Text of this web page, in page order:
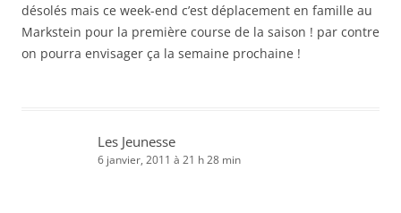
désolés mais ce week-end c’est déplacement en famille au
Markstein pour la première course de la saison ! par contre
on pourra envisager ça la semaine prochaine !
Les Jeunesse
6 janvier, 2011 à 21 h 28 min